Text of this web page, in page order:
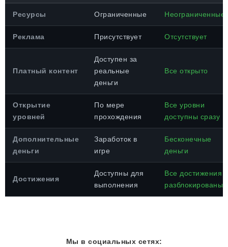
Ресурсы Ограниченные Неограниченные
Реклама Присутствует Отсутствует
Платный контент
Доступен за
реальные
деньги
Все открыто
Открытие
уровней
По мере
прохождения
Все уровни
доступны сразу
Дополнительные
деньги
Заработок в
игре
Бесконечные
деньги
Достижения
Доступны для
выполнения
Все достижения
разблокированы
Мы в социальных сетях: